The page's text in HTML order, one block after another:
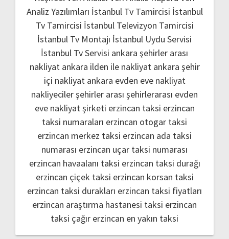
Analiz Yazılımları İstanbul Tv Tamircisi İstanbul
Tv Tamircisi İstanbul Televizyon Tamircisi
İstanbul Tv Montajı İstanbul Uydu Servisi
İstanbul Tv Servisi ankara şehirler arası
nakliyat ankara ilden ile nakliyat ankara şehir
içi nakliyat ankara evden eve nakliyat
nakliyeciler şehirler arası şehirlerarası evden
eve nakliyat şirketi erzincan taksi erzincan
taksi numaraları erzincan otogar taksi
erzincan merkez taksi erzincan ada taksi
numarası erzincan uçar taksi numarası
erzincan havaalanı taksi erzincan taksi durağı
erzincan çiçek taksi erzincan korsan taksi
erzincan taksi durakları erzincan taksi fiyatları
erzincan araştırma hastanesi taksi erzincan
taksi çağır erzincan en yakın taksi